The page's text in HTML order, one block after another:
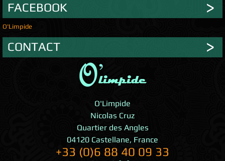
FACEBOOK
O'Limpide
CONTACT
O'Limpide
Nicolas Cruz
Quartier des Angles
04120 Castellane, France
+33 (0)6 88 40 09 33